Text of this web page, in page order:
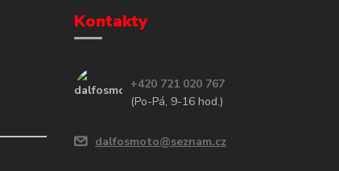
Kontakty
+420 721 020 767
(Po-Pá, 9-16 hod.)
dalfosmoto@seznam.cz